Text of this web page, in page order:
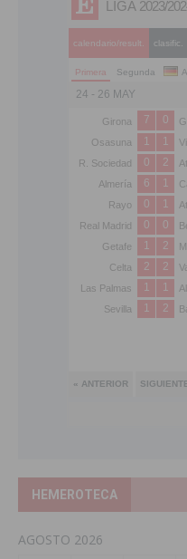
HEMEROTECA
AGOSTO 2026